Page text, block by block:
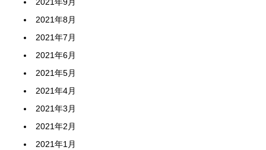
2021年9月
2021年8月
2021年7月
2021年6月
2021年5月
2021年4月
2021年3月
2021年2月
2021年1月